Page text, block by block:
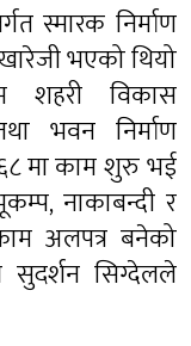
स्मारक निर्माण
भएको थियो
शहरी विकास
भवन निर्माण
मा काम शुरु भई
नाकाबन्दी र
अलपत्र बनेको
सुदर्शन सिग्देलले